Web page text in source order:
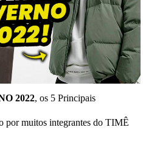
2022, os 5 Principais
por muitos integrantes do TIMÊ